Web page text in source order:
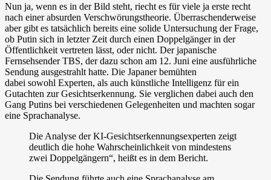
Nun ja, wenn es in der Bild steht, riecht es für viele ja erste recht
nach einer absurden Verschwörungstheorie. Überraschenderweise
aber gibt es tatsächlich bereits eine solide Untersuchung der Frage,
ob Putin sich in letzter Zeit durch einen Doppelgänger in der
Öffentlichkeit vertreten lässt, oder nicht. Der japanische
Fernsehsender TBS, der dazu schon am 12. Juni eine ausführliche
Sendung ausgestrahlt hatte. Die Japaner bemühten
dabei sowohl Experten, als auch künstliche Intelligenz für ein
Gutachten zur Gesichtserkennung. Sie verglichen dabei auch den
Gang Putins bei verschiedenen Gelegenheiten und machten sogar
eine Sprachanalyse.
Die Analyse der KI-Gesichtserkennungsexperten zeigt
deutlich die hohe Wahrscheinlichkeit von mindestens
zwei Doppelgängern“, heißt es in dem Bericht.